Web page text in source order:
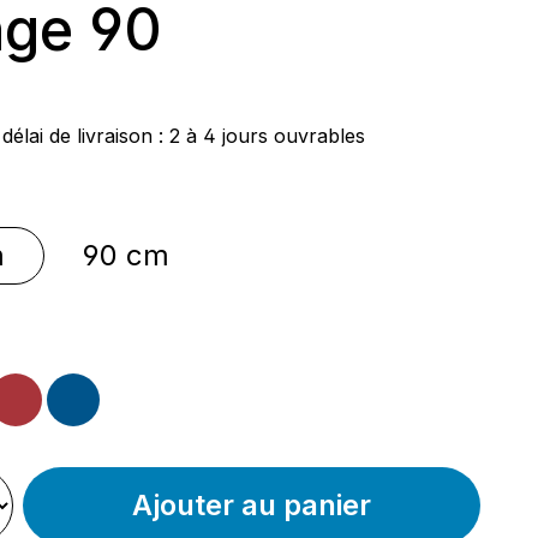
90
:
de livraison : 2 à 4 jours ouvrables
90 cm
option n'est pas disponible pour le moment.)
ambre
bleu
Ajouter au panier